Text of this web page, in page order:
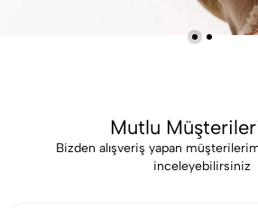
Mutlu
Bizden alışveriş yapan
inceleyebilirsiniz